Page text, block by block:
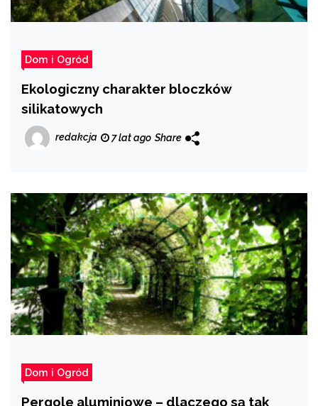
Dom i Ogród
Ekologiczny charakter bloczków
silikatowych
redakcja 7 lat ago Share
Dom i Ogród
Pergole aluminiowe – dlaczego są tak